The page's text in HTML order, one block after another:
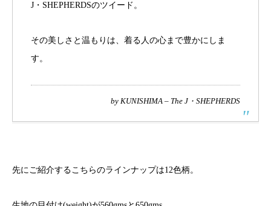
J・SHEPHERDSのツイード。
その美しさと温もりは、着る人の心まで豊かにしま
す。
by KUNISHIMA – The J・SHEPHERDS
先にご紹介するこちらのラインナップは12色柄。